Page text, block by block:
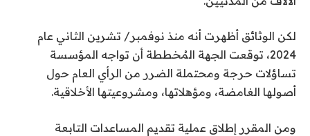
لكن الوثائق أظهرت أنه منذ نوفمبر/ تشرين الثاني عام
2024، توقعت الجهة المُخططة أن تواجه المؤسسة
تساؤلات حرجة ومحتملة الضرر من الرأي العام حول
أصولها الغامضة، ومؤهلاتها، ومشروعيتها الأخلاقية.
ومن المقرر إطلاق عملية تقديم المساعدات التابعة